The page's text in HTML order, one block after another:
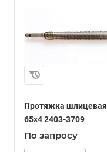
Протяжка шлицевая
65x4 2403-3709
По запросу